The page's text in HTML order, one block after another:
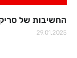
החשיבות של
29.01.2025